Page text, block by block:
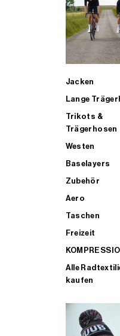
Jacken
Lange
Trikots &
Trägerhosen
Westen
Baselayers
Zubehör
Aero
Taschen
Freizeit
Alle
kaufen
ALLE